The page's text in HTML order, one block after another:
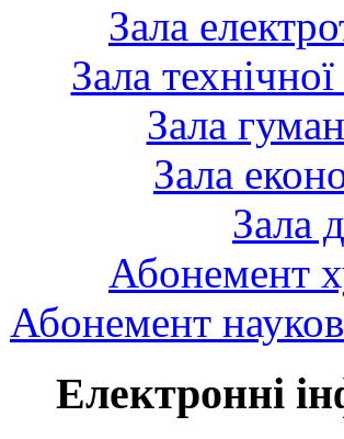
Зала
Зала
Зала
Зала
Зала
Абонемент
Абонемент
Електронні